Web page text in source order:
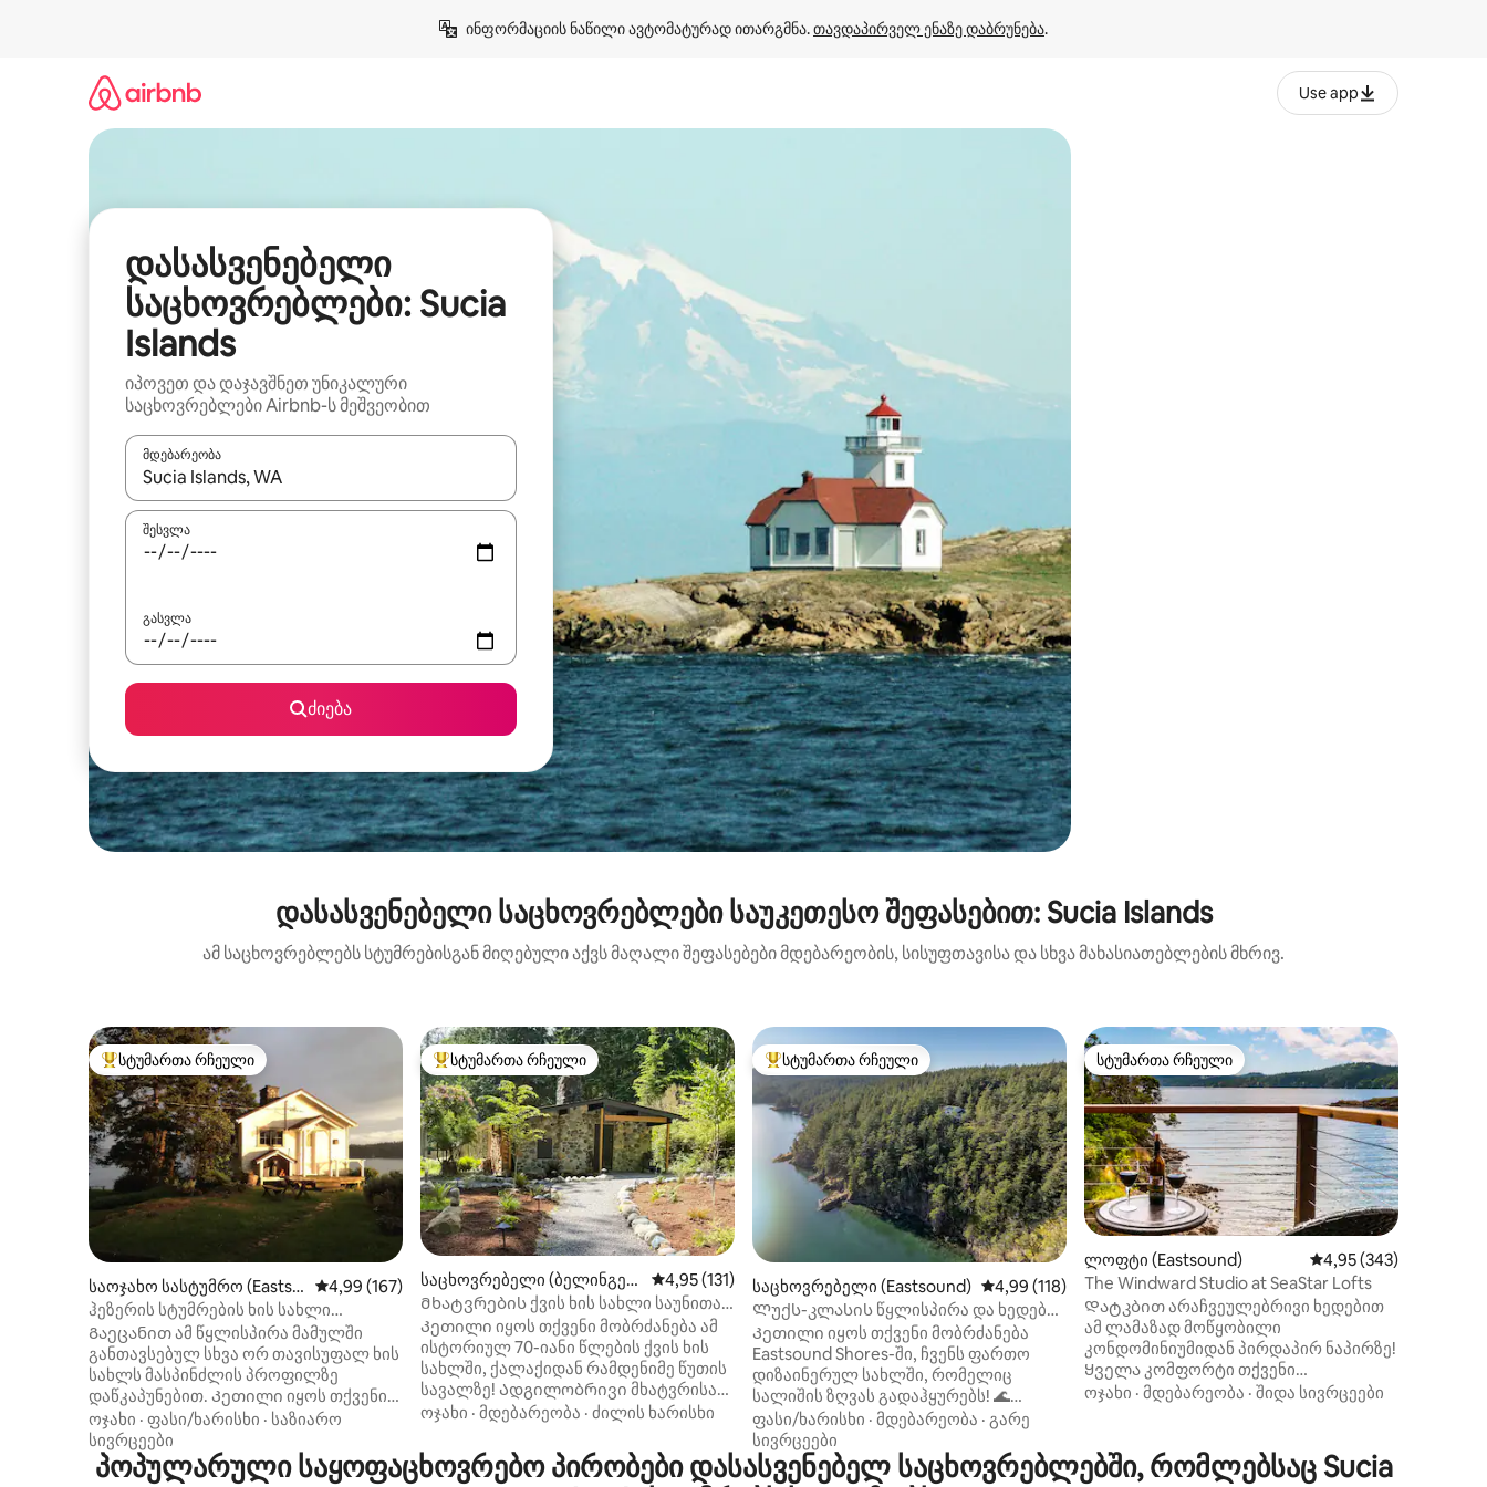
ინფორმაციის ნაწილი ავტომატურად ითარგმნა. თავდაპირველ ენაზე დაბრუნება.
Use app
დასასვენებელი
საცხოვრებლები: Sucia
Islands
იპოვეთ და დაჯავშნეთ უნიკალური
საცხოვრებლები Airbnb-ს მეშვეობით
მდებარეობა
როცა შედეგები ხელმისაწვდომი გახდება, ნავიგაციისთვის გამოიყენეთ კლავიშები ზემოთ/ქვემოთ მიმართული ისრებით ან შეხებისა თუ თითის გასმის ჟესტები.
შესვლა
გასვლა
ძიება
დასასვენებელი საცხოვრებლები საუკეთესო შეფასებით: Sucia Islands
ამ საცხოვრებლებს სტუმრებისგან მიღებული აქვს მაღალი შეფასებები მდებარეობის, სისუფთავისა და სხვა მახასიათებლების მხრივ.
სტუმართა რჩეული მოწინავე ვარიანტი
სტუმართა რჩეული
საოჯახო სასტუმრო (Eastso
und)
საშუალო შეფასებაა 5‑დან 4,99, 167 მიმოხილვა
4,99 (167)
ჰეზერის სტუმრების ხის სახლი
წყლისპირა ზონაში, კერძო
ტერიტორიაზე
Გაეცანით ამ წყლისპირა მამულში
განთავსებულ სხვა ორ თავისუფალ ხის
სახლს მასპინძლის პროფილზე
დაწკაპუნებით. Კეთილი იყოს თქვენი
მობრძანება ვინტაჟურ 100 წლის
სტუმრების ხის სახლში, რომელიც
მდებარეობს სალიშის ზღვაზე, კერძო
საკუთრებაში, სადაც არის ორი ხის
ოჯახი · ფასი/ხარისხი · საზიარო
სივრცეები
სტუმართა რჩეული მოწინავე ვარიანტი
სტუმართა რჩეული
საცხოვრებელი (ბელინგემ
ი)
საშუალო შეფასებაა 5‑დან 4,95, 131 მიმოხილვა
4,95 (131)
Მხატვრების ქვის ხის სახლი საუნითა
და კედარით
Კეთილი იყოს თქვენი მობრძანება ამ
ისტორიულ 70-იანი წლების ქვის ხის
სახლში, ქალაქიდან რამდენიმე წუთის
სავალზე! Ადგილობრივი მხატვრისა
და არქიტექტორის მიერ
მყუდრო სახლი მდებარეობს მშვიდი
გზის ბოლოს, რომელიც ადგილობრივი
ოჯახი · მდებარეობა · ძილის ხარისხი
სტუმართა რჩეული მოწინავე ვარიანტი
სტუმართა რჩეული
საცხოვრებელი (Eastsound) საშუალო შეფასებაა 5‑დან 4,99, 118 მიმოხილვა
4,99 (118)
Ლუქს-კლასის წყლისპირა და ხედები,
ცალკე პლაჟი, გოლფი
Კეთილი იყოს თქვენი მობრძანება
Eastsound Shores-ში, ჩვენს ფართო
დიზაინერულ სახლში, რომელიც
სალიშის ზღვას გადაჰყურებს! 🌊
Ისიამოვნეთ ფართო ტერასებით ღია
ცის ქვეშ ცხოვრებისა და
სასადილოებისთვის, შესანიშნავი შეფ-
მზარეულის სამზარეულოთი და
ფასი/ხარისხი · მდებარეობა · გარე
სივრცეები
სტუმართა რჩეული
სტუმართა რჩეული
ლოფტი (Eastsound) საშუალო შეფასებაა
4,95 (343)
The Windward Studio at SeaStar Lofts
Დატკბით არაჩვეულებრივი ხედებით
ამ ლამაზად მოწყობილი
კონდომინიუმიდან პირდაპირ ნაპირზე!
Ყველა კომფორტი თქვენი
სტუმრობისთვის: წვრილი თეთრეული,
ადგილობრივად მოხალული ყავა,
გემოვნებიანი ავეჯი და სხვა. SeaStar
ოჯახი · მდებარეობა · შიდა სივრცეები
პოპულარული საყოფაცხოვრებო პირობები დასასვენებელ საცხოვრებლებში, რომლებსაც Sucia